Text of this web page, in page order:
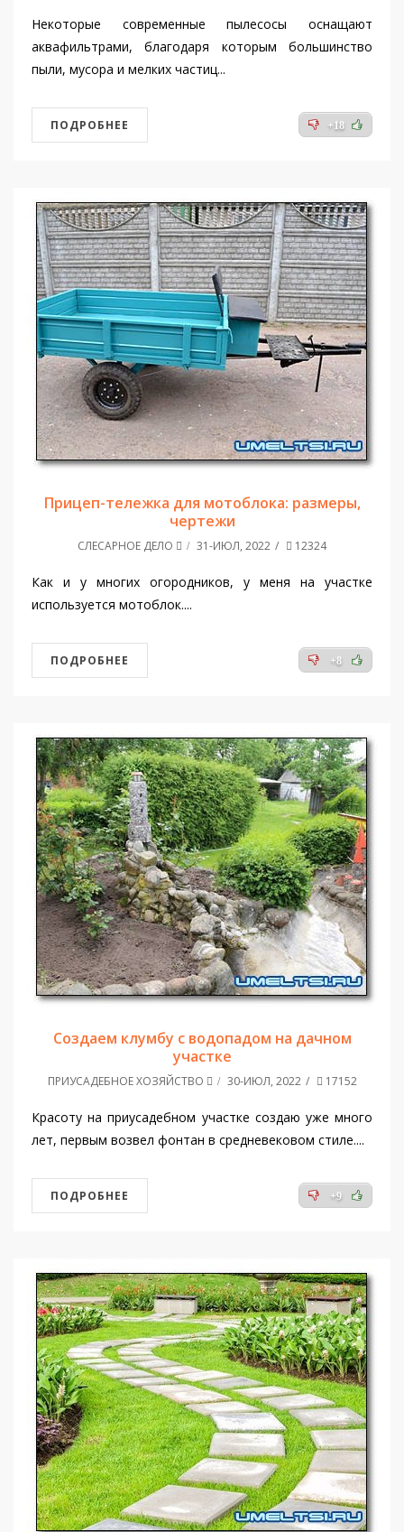
Некоторые современные пылесосы оснащают
аквафильтрами, благодаря которым большинство
пыли, мусора и мелких частиц...
+18
ПОДРОБНЕЕ
Прицеп-тележка для мотоблока: размеры,
чертежи
СЛЕСАРНОЕ ДЕЛО 31-ИЮЛ, 2022 12324
Как и у многих огородников, у меня на участке
используется мотоблок....
+8
ПОДРОБНЕЕ
Создаем клумбу с водопадом на дачном
участке
ПРИУСАДЕБНОЕ ХОЗЯЙСТВО 30-ИЮЛ, 2022 17152
Красоту на приусадебном участке создаю уже много
лет, первым возвел фонтан в средневековом стиле....
+9
ПОДРОБНЕЕ